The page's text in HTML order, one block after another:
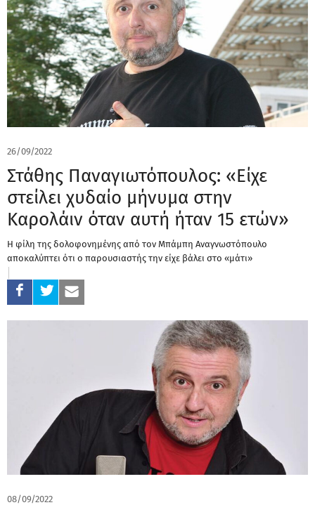
26/09/2022
Στάθης Παναγιωτόπουλος: «Είχε
στείλει χυδαίο μήνυμα στην
Καρολάιν όταν αυτή ήταν 15 ετών»
Η φίλη της δολοφονημένης από τον Μπάμπη Αναγνωστόπουλο
αποκαλύπτει ότι ο παρουσιαστής την είχε βάλει στο «μάτι»
08/09/2022